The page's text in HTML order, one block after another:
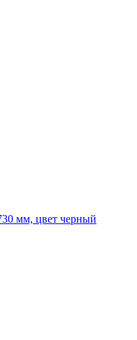
мм, цвет черный